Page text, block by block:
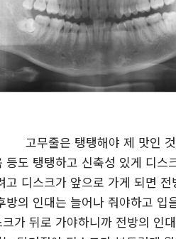
고무줄은 탱탱해야 제 맛인
등도 탱탱하고 신축성 있게 디스
고 디스크가 앞으로 가게 되면
방의 인대는 늘어나 줘야하고 입
크가 뒤로 가야하니까 전방의 인